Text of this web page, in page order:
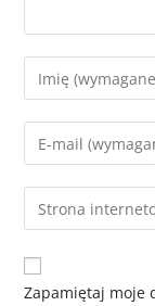
Zapamiętaj moje